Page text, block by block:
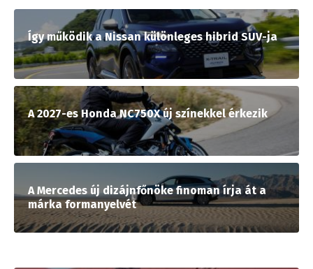
Így működik a Nissan különleges hibrid SUV-ja
A 2027-es Honda NC750X új színekkel érkezik
A Mercedes új dizájnfőnöke finoman írja át a
márka formanyelvét